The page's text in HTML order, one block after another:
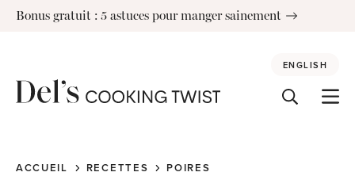
SkipBonus gratuit : 5 astuces pour manger sainement
ENGLISH
ACCUEIL RECETTES POIRES